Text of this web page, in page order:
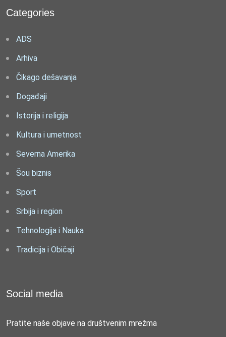
Categories
ADS
Arhiva
Čikago dešavanja
Događaji
Istorija i religija
Kultura i umetnost
Severna Amerika
Šou biznis
Sport
Srbija i region
Tehnologija i Nauka
Tradicija i Običaji
Social media
Pratite naše objave na društvenim mrežma